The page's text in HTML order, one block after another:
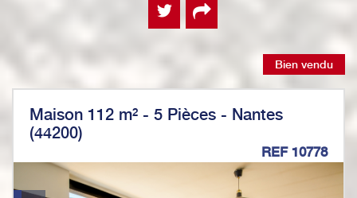
Bien vendu
Maison 112 m² - 5 Pièces - Nantes
(44200)
REF 10778